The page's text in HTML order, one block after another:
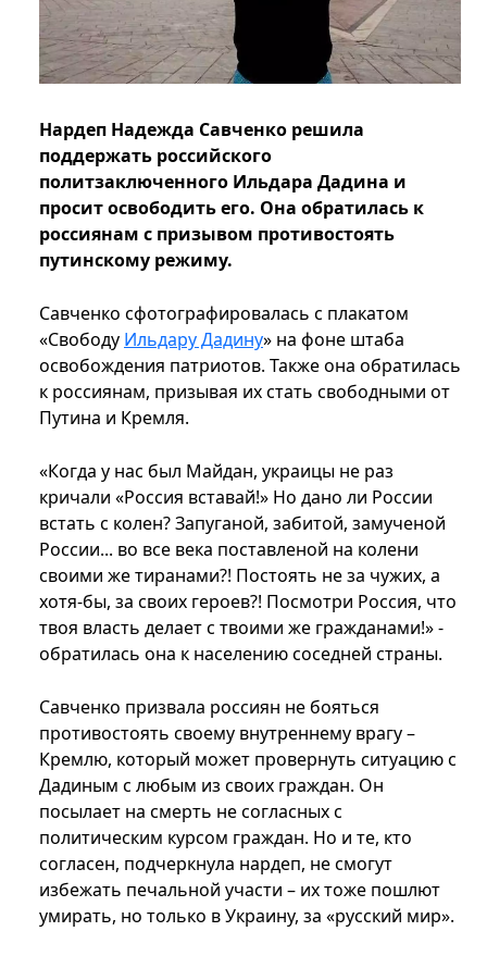
Нардеп Надежда Савченко решила
поддержать российского
политзаключенного Ильдара Дадина и
просит освободить его. Она обратилась к
россиянам с призывом противостоять
путинскому режиму.
Савченко сфотографировалась с плакатом
«Свободу Ильдару Дадину» на фоне штаба
освобождения патриотов. Также она обратилась
к россиянам, призывая их стать свободными от
Путина и Кремля.
«Когда у нас был Майдан, украицы не раз
кричали «Россия вставай!» Но дано ли России
встать с колен? Запуганой, забитой, замученой
России... во все века поставленой на колени
своими же тиранами?! Постоять не за чужих, а
хотя-бы, за своих героев?! Посмотри Россия, что
твоя власть делает с твоими же гражданами!» -
обратилась она к населению соседней страны.
Савченко призвала россиян не бояться
противостоять своему внутреннему врагу –
Кремлю, который может провернуть ситуацию с
Дадиным с любым из своих граждан. Он
посылает на смерть не согласных с
политическим курсом граждан. Но и те, кто
согласен, подчеркнула нардеп, не смогут
избежать печальной участи – их тоже пошлют
умирать, но только в Украину, за «русский мир».